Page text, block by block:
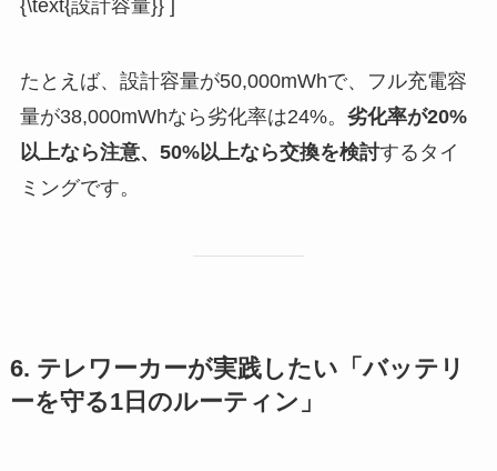
{\text{設計容量}} ]
たとえば、設計容量が50,000mWhで、フル充電容
量が38,000mWhなら劣化率は24%。 劣化率が20%
以上なら注意、50%以上なら交換を検討するタイ
ミングです。
6. テレワーカーが実践したい「バッテリ
ーを守る1日のルーティン」